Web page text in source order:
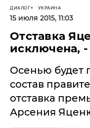
ДИАЛОГ УКРАИНА
15 июля 2015, 11:03
Отставка
исключена,
Осенью будет
состав
отставка
Арсения